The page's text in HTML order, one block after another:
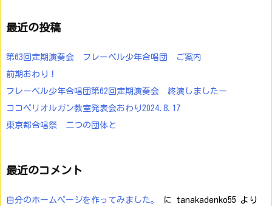
最近の投稿
第63回定期演奏会 フレーベル少年合唱団 ご案内
前期おわり！
フレーベル少年合唱団第62回定期演奏会 終演しましたー
ココペリオルガン教室発表会おわり2024.8.17
東京都合唱祭 二つの団体と
最近のコメント
自分のホームページを作ってみました。 に tanakadenko55 より